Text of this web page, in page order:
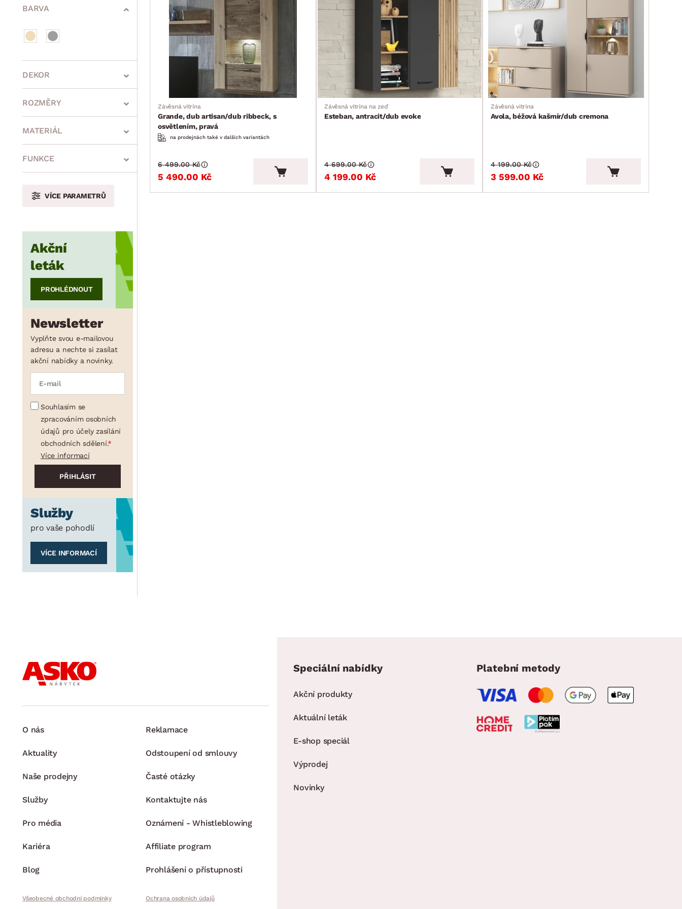
BARVA
DEKOR
ROZMĚRY
min.
min. cm max.
min. cm cm
MATERIÁL
FUNKCE
VÍCE PARAMETRŮ
Akční
leták
PROHLÉDNOUT
Newsletter
Vyplňte svou e-mailovou
adresu a nechte si zasílat
akční nabídky a novinky.
Souhlasím se
zpracováním osobních
údajů pro účely zasílání
obchodních sdělení.
Více informací
Služby
pro vaše pohodlí
VÍCE INFORMACÍ
Závěsná vitrína
Grande, dub artisan/dub ribbeck, s
osvětlením, pravá
na prodejnách také v dalších variantách
5 490.00 Kč
6 499.00 Kč
Závěsná vitrína na zeď
Esteban, antracit/dub evoke
4 199.00 Kč
4 699.00 Kč
Závěsná vitrína
Avola, béžová kašmír/dub cremona
3 599.00 Kč
4 199.00 Kč
O nás
Aktuality
Naše prodejny
Služby
Pro média
Kariéra
Blog
Reklamace
Odstoupení od smlouvy
Časté otázky
Kontaktujte nás
Oznámení - Whistleblowing
Affiliate program
Prohlášení o přístupnosti
Všeobecné obchodní podmínky Ochrana osobních údajů
Speciální nabídky
Akční produkty
Aktuální leták
E-shop speciál
Výprodej
Novinky
Platební metody